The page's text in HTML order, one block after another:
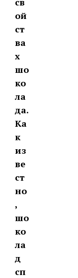
ой
ст
ва
х
шо
ко
ла
да.
Ка
к
из
ве
ст
но
,
шо
ко
ла
д
сп